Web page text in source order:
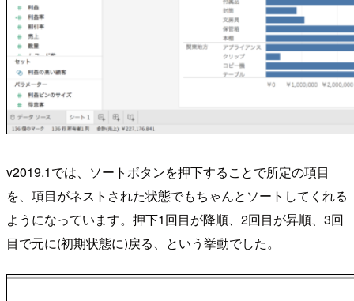
v2019.1では、ソートボタンを押下することで所定の項目
を、項目がネストされた状態でもちゃんとソートしてくれる
ようになっています。押下1回目が降順、2回目が昇順、3回
目で元に(初期状態に)戻る、という挙動でした。